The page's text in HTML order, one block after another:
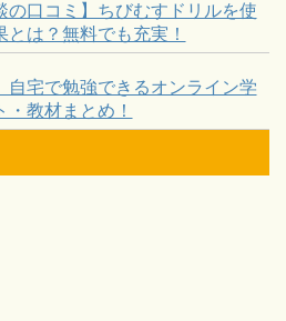
の口コミ】ちびむすドリルを使
とは？無料でも充実！
自宅で勉強できるオンライン学
・教材まとめ！